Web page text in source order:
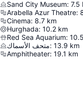
Sand City Museum: 7.5
Arabella Azur Theatre:
Cinema: 8.7 km
Hurghada: 10.2 km
Red Sea Aquarium: 10.5
متحف الأسماك: 13.9 km
Amphitheater: 19.1 km